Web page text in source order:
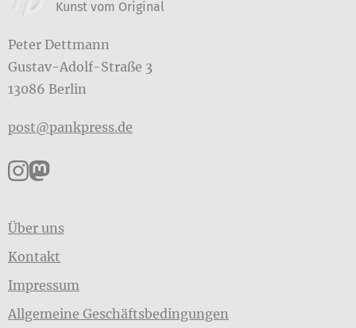
Kunst vom Original
Peter Dettmann
Gustav-Adolf-Straße 3
13086 Berlin
post@pankpress.de
Pankpress auf Instagram
Pankpress auf Mastodon
Über uns
Kontakt
Impressum
Allgemeine Geschäftsbedingungen